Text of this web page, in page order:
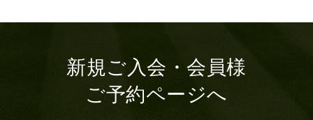
新規ご入会・会員様
ご予約ページへ